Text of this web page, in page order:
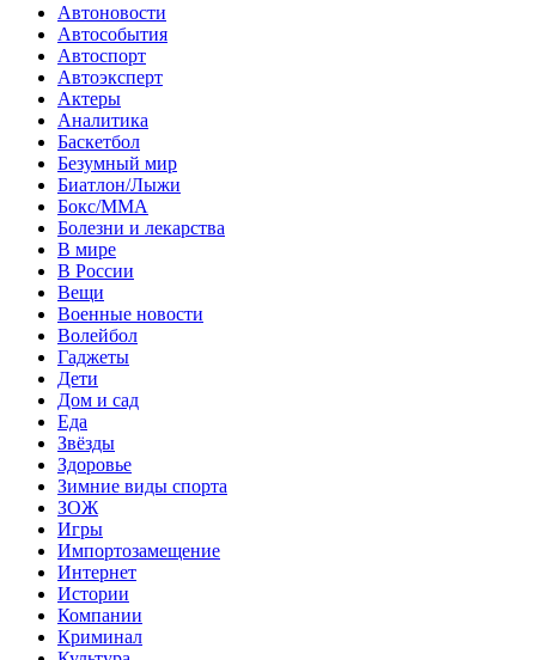
Автоновости
Автособытия
Автоспорт
Автоэксперт
Актеры
Аналитика
Баскетбол
Безумный мир
Биатлон/Лыжи
Бокс/MMA
Болезни и лекарства
В мире
В России
Вещи
Военные новости
Волейбол
Гаджеты
Дети
Дом и сад
Еда
Звёзды
Здоровье
Зимние виды спорта
ЗОЖ
Игры
Импортозамещение
Интернет
Истории
Компании
Криминал